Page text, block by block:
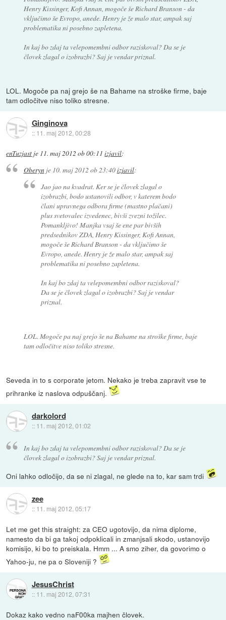
Henry Kissinger, Kofi Annan, mogoče še Richard Branson - da
vključimo še Evropo, anede. Henry je že malo star, ampak saj
problematika ni posebno zapletena.
In kaj bo zdaj ta velepomembni odbor raziskoval? Da se je
človek zlagal o izobrazbi? Saj je vendar priznal.
LOL. Mogoče pa naj grejo še na Bahame na stroške firme, baje
tam odločitve niso toliko stresne.
Ginginova
:: 11. maj 2012, 00:28
enTuzjast je 11. maj 2012 ob 00:11 izjavil:
Oberynje 10. maj 2012 ob 23:40izjavil:
Jao jao na kvadrat. Ker se je človek zlagal o
izobrazbi, bodo ustanovili odbor, v katerem bodo
člani upravnega odbora firme (mastno plačani)
plus svetovalec izvedenec, bivši zvezni tožilec.
Pomankljivo! Manjka vsaj še ene par bivših
predsednikov ZDA, Henry Kissinger, Kofi Annan,
mogoče še Richard Branson - da vključimo še
Evropo, anede. Henry je že malo star, ampak saj
problematika ni posebno zapletena.
In kaj bo zdaj ta velepomembni odbor raziskoval?
Da se je človek zlagal o izobrazbi? Saj je vendar
priznal.
LOL. Mogoče pa naj grejo še na Bahame na stroške firme, baje
tam odločitve niso toliko stresne.
Seveda in to s corporate jetom. Nekako je treba zapravit vse te
prihranke iz naslova odpuščanj.
darkolord
:: 11. maj 2012, 01:02
In kaj bo zdaj ta velepomembni odbor raziskoval? Da se je
človek zlagal o izobrazbi? Saj je vendar priznal.
Oni lahko odločijo, da se ni zlagal, ne glede na to, kar sam trdi
zee
:: 11. maj 2012, 05:17
Let me get this straight: za CEO ugotovijo, da nima diplome,
namesto da bi ga takoj odpoklicali in zmanjsali skodo, ustanovijo
komisijo, ki bo to preiskala. Hmm ... A smo ziher, da govorimo o
Yahoo-ju, ne pa o Sloveniji ?
JesusChrist
:: 11. maj 2012, 07:31
Dokaz kako vedno naF00ka majhen človek.